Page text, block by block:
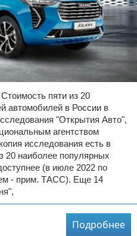
пяти из 20
автомобилей в России в
"Открытия Авто",
агентством
исследования есть в
20 наиболее популярных
(в июле 2022 по
- прим. ТАСС). Еще 14
Подробнее